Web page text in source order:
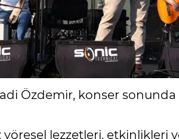
Özdemir, konser
yöresel lezzetleri, etkinlikleri